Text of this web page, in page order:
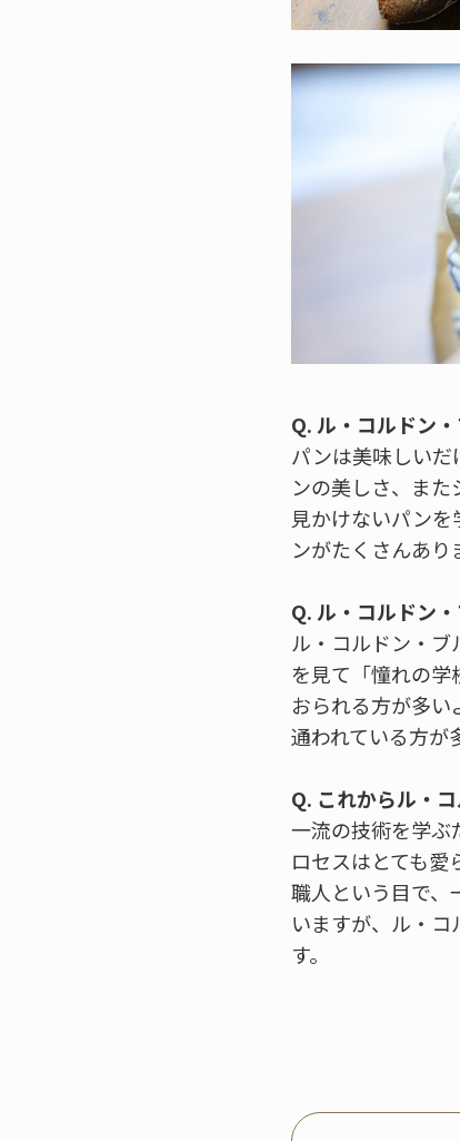
Q. ル・コルドン
パンは美味しい
ンの美しさ、ま
見かけないパン
ンがたくさんあり
Q. ル・コルドン
ル・コルドン・
を見て「憧れの学
おられる方が多い
通われている方が
Q. これからル・
一流の技術を学ぶ
ロセスはとても愛
職人という目で、
いますが、ル・
す。